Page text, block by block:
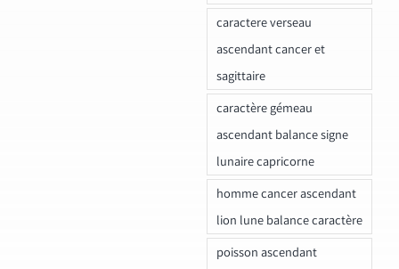
caractere verseau
ascendant cancer et
sagittaire
caractère gémeau
ascendant balance signe
lunaire capricorne
homme cancer ascendant
lion lune balance caractère
poisson ascendant